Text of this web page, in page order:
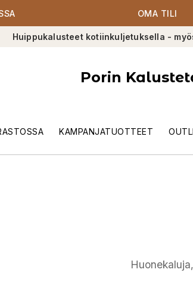
OMA TILI
Huippukalusteet kotiinkuljetuksella -
Porin
KAMPANJATUOTTEET